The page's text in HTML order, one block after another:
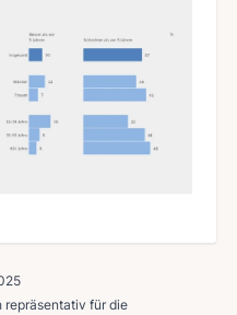
repräsentativ für die